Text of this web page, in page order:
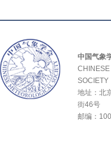
中国气象
SOCIETY
地址：北
街46号
邮编：